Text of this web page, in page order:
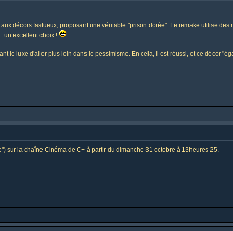
décors fastueux, proposant une véritable "prison dorée". Le remake utilise des
un excellent choix !
le luxe d'aller plus loin dans le pessimisme. En cela, il est réussi, et ce décor
sur la chaîne Cinéma de C+ à partir du dimanche 31 octobre à 13heures 25.